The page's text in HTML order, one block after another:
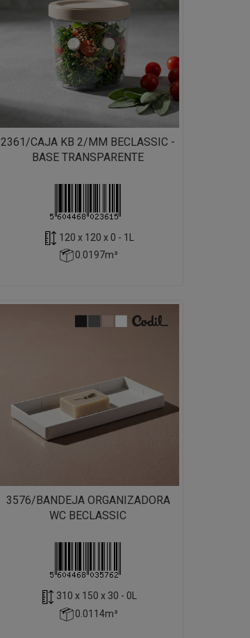
2361/CAJA KB 2/MM BECLASSIC -
BASE TRANSPARENTE
120 x 120 x 0 - 1L
0.0197m³
3576/BANDEJA ORGANIZADORA
WC BECLASSIC
310 x 150 x 30 - 0L
0.0114m³